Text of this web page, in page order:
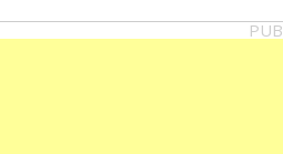
PUB